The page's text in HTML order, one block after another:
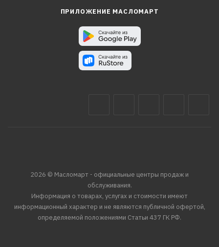
ПРИЛОЖЕНИЕ МАСЛОМАРТ
2026 © Масломарт - официальные центры продаж и
обслуживания.
Информация о товарах, услугах и стоимости имеют
информационный характер и не являются публичной офертой,
определяемой положениями Статьи 437 ГК РФ.